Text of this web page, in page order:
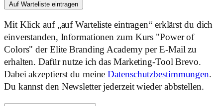
Auf Warteliste eintragen
Mit Klick auf „auf Warteliste eintragen“ erklärst du dich
einverstanden, Informationen zum Kurs "Power of
Colors" der Elite Branding Academy per E-Mail zu
erhalten. Dafür nutze ich das Marketing-Tool Brevo.
Dabei akzeptierst du meineDatenschutzbestimmungen.
Du kannst den Newsletter jederzeit wieder abbstellen.